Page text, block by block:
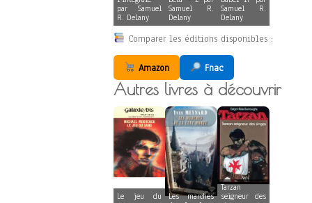
par Samuel
R. Delany
Samuel R.
Delany
Samuel R.
Delany
Comparer les éditions disponibles :
Amazon Fnac
Autres livres à découvrir
Le jeu du
Les marches
Tarzan
seigneur des